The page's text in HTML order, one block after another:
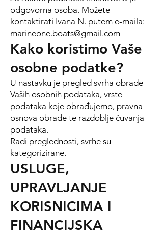
odgovorna osoba. Možete
kontaktirati Ivana N. putem e-maila:
marineone.boats@gmail.com
Kako koristimo Vaše
osobne podatke?
U nastavku je pregled svrha obrade
Vaših osobnih podataka, vrste
podataka koje obrađujemo, pravna
osnova obrade te razdoblje čuvanja
podataka.
Radi preglednosti, svrhe su
kategorizirane.
USLUGE,
UPRAVLJANJE
KORISNICIMA I
FINANCIJSKA